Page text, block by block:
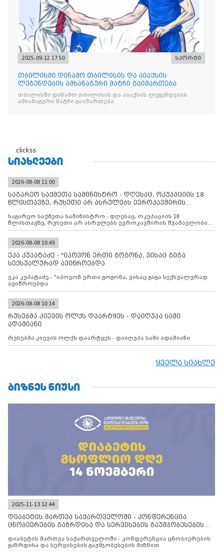
2025-09-12 17:50 სპორტი
თბილისში დინამო თბილისის და აიაქსის
ლეგენდების ამხანაგური მატჩი გაიმართება
თბილისში დინამო თბილისის და აიაქსის ლეგენდების
ამხანაგური მატჩი გაიმართება
clickss
ᲡᲘᲐᲮᲚᲔᲔᲑᲘ
2026-08-08 11:00
საგარეო საქმეთა სამინისტრო - დღესაც, ოკუპაციის 18
წლისთავზე, რუსეთი არ ასრულებს ევროკავშირის
საგარეო საქმეთა სამინისტრო - დღესაც, ოკუპაციის 18
წლისთავზე, რუსეთი არ ასრულებს ევროკავშირის შუამავლობით
დადებულ 2008 წლის 12 აგვისტოს ცეცხლის შეწყვეტის
კონტროლს ოკუპირებულ რეგიონებში, აგრძელებს მათი
მილიტარიზაციის პროცესს და აქტიურად დგამს ნაბიჯებს მათი
ფაქტობრივი ანექსიისკენ
2026-08-08 10:49
ეკა კუპატაძე - "იპოვონ ერთი გოგონა, ვისაც გიგა
სექსუალურად ავიწროებდა
ეკა კუპატაძე - "იპოვონ ერთი გოგონა, ვისაც გიგა სექსუალურად
ავიწროებდა
2026-08-08 10:14
რუსებმა კიევის ოლქს დაარტყეს - დაიღუპა სამი
ადამიანი
რუსებმა კიევის ოლქს დაარტყეს - დაიღუპა სამი ადამიანი
ყველა სიახლე
ᲑᲘᲖᲜᲔᲡ ᲜᲘᲣᲡᲘ
2025-11-13 12:44
დიაბეტის მართვა საქართველოში - კონფერენცია
ცნობიერების გაზრდისა და სერვისების გაუმჯობესების
დიაბეტის მართვა საქართველოში - კონფერენცია ცნობიერების
გაზრდისა და სერვისების გაუმჯობესების მიზნით